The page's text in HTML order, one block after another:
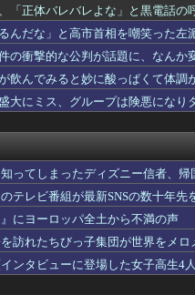
人事介入をちらつか...
売...
出産・子育と両立でき...
」に変更ｗｗｗｗｗ
とまず落ち着いてます...
」
って来て、たった3...
押し当てる（※画像あ...
ｗｗ
校・中井哲之元監督 ...
実家に帰るから。は？...
解放してくれない義兄...
れない言葉を浴びせら...
「正体バレバレよな」と黒電話
んだな」と高市首相を嘲笑った
の衝撃的な公判が話題に、なん
飲んでみると妙に酸っぱくて体
大にミス、グループは険悪にな
ってしまったディズニー信者、帰
レビ番組が最新SNSの数十年先
にヨーロッパ全土から不満の声
訪れたちびっ子集団が世界をメロ
ンタビューに登場した女子高生4